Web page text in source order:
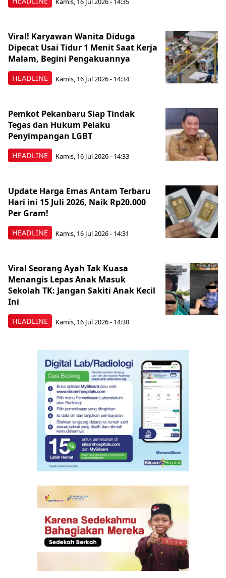
HEADLINE
Viral! Karyawan Wanita Diduga
Dipecat Usai Tidur 1 Menit Saat Kerja
Malam, Begini Pengakuannya
Kamis, 16 Jul 2026 - 14:34
HEADLINE
Pemkot Pekanbaru Siap Tindak
Tegas dan Hukum Pelaku
Penyimpangan LGBT
Kamis, 16 Jul 2026 - 14:33
HEADLINE
Update Harga Emas Antam Terbaru
Hari ini 15 Juli 2026, Naik Rp20.000
Per Gram!
Kamis, 16 Jul 2026 - 14:31
HEADLINE
Viral Seorang Ayah Tak Kuasa
Menangis Lepas Anak Masuk
Sekolah TK: Jangan Sakiti Anak Kecil
Ini
Kamis, 16 Jul 2026 - 14:30